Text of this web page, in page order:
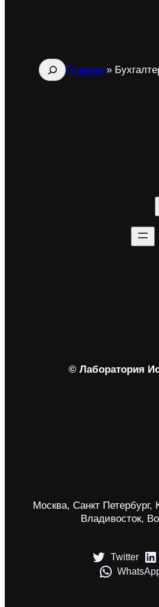
ПоискГлавная »
© Лаборатория
Москва, Санкт Петербург,
Владивосток,
Twitter